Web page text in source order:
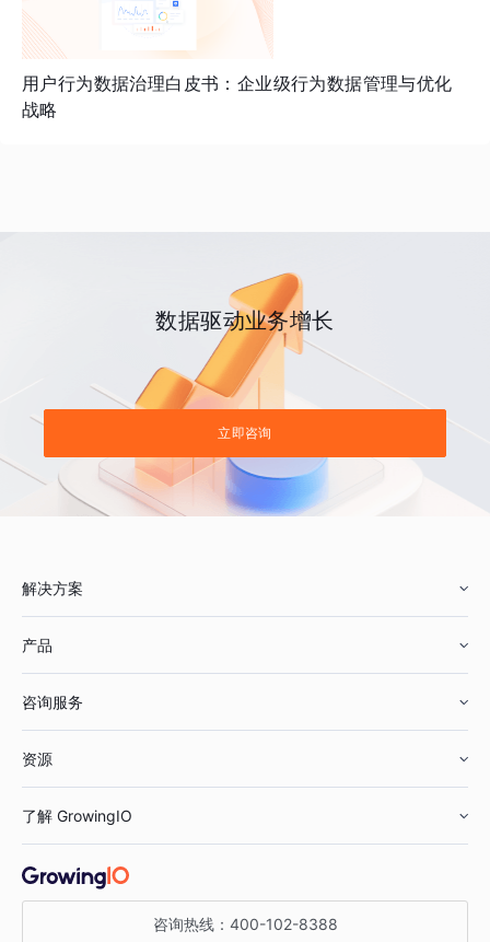
用户行为数据治理白皮书：企业级行为数据管理与优化
战略
数据驱动业务增长
立即咨询
解决方案
鞋服行业
汽车行业
金融行业
产品
智能运营
获客分析
咨询服务
资源
增长公开课
了解 GrowingIO
关于 GrowingIO
咨询热线： 400-102-8388